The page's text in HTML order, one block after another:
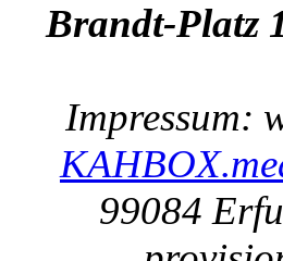
Brandt-Platz
Impressum:
99084